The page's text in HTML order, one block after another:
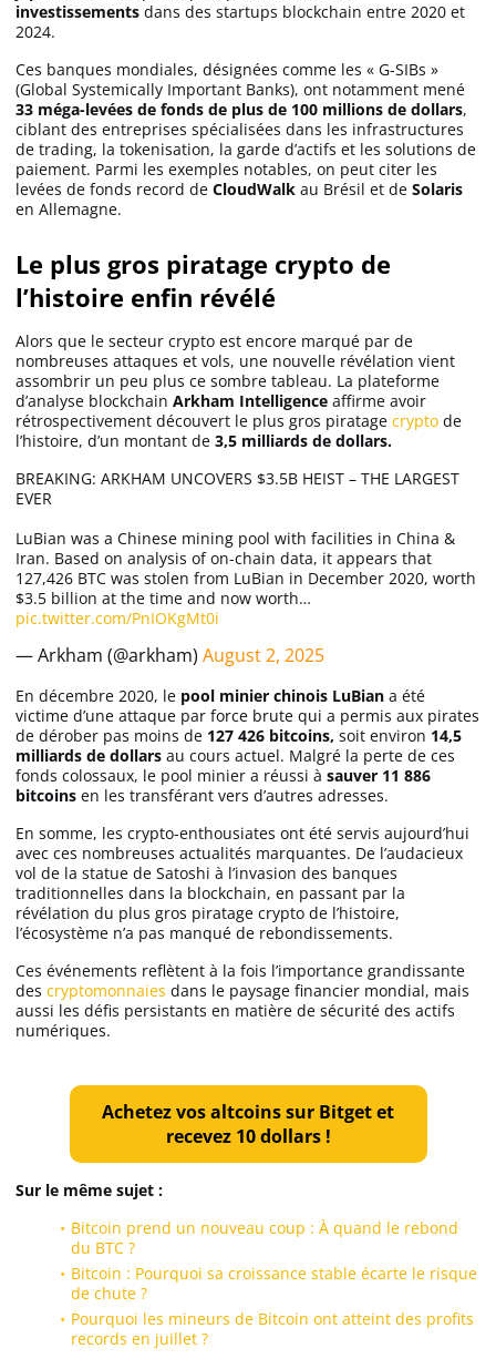
investissements dans des startups blockchain entre 2020 et
2024.
Ces banques mondiales, désignées comme les « G-SIBs »
(Global Systemically Important Banks), ont notamment mené
33 méga-levées de fonds de plus de 100 millions de dollars,
ciblant des entreprises spécialisées dans les infrastructures
de trading, la tokenisation, la garde d’actifs et les solutions de
paiement. Parmi les exemples notables, on peut citer les
levées de fonds record de CloudWalk au Brésil et de Solaris
en Allemagne.
Le plus gros piratage crypto de
l’histoire enfin révélé
Alors que le secteur crypto est encore marqué par de
nombreuses attaques et vols, une nouvelle révélation vient
assombrir un peu plus ce sombre tableau. La plateforme
d’analyse blockchain Arkham Intelligence affirme avoir
rétrospectivement découvert le plus gros piratage crypto de
l’histoire, d’un montant de 3,5 milliards de dollars.
BREAKING: ARKHAM UNCOVERS $3.5B HEIST – THE LARGEST
EVER
LuBian was a Chinese mining pool with facilities in China &
Iran. Based on analysis of on-chain data, it appears that
127,426 BTC was stolen from LuBian in December 2020, worth
$3.5 billion at the time and now worth…
pic.twitter.com/PnIOKgMt0i
— Arkham (@arkham) August 2, 2025
En décembre 2020, le pool minier chinois LuBian a été
victime d’une attaque par force brute qui a permis aux pirates
de dérober pas moins de 127 426 bitcoins, soit environ 14,5
milliards de dollars au cours actuel. Malgré la perte de ces
fonds colossaux, le pool minier a réussi à sauver 11 886
bitcoins en les transférant vers d’autres adresses.
En somme, les crypto-enthousiates ont été servis aujourd’hui
avec ces nombreuses actualités marquantes. De l’audacieux
vol de la statue de Satoshi à l’invasion des banques
traditionnelles dans la blockchain, en passant par la
révélation du plus gros piratage crypto de l’histoire,
l’écosystème n’a pas manqué de rebondissements.
Ces événements reflètent à la fois l’importance grandissante
des cryptomonnaies dans le paysage financier mondial, mais
aussi les défis persistants en matière de sécurité des actifs
numériques.
Achetez vos altcoins sur Bitget et
recevez 10 dollars !
Sur le même sujet :
Bitcoin prend un nouveau coup : À quand le rebond
du BTC ?
Bitcoin : Pourquoi sa croissance stable écarte le risque
de chute ?
Pourquoi les mineurs de Bitcoin ont atteint des profits
records en juillet ?